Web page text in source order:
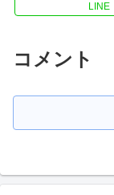
LINE
コメント